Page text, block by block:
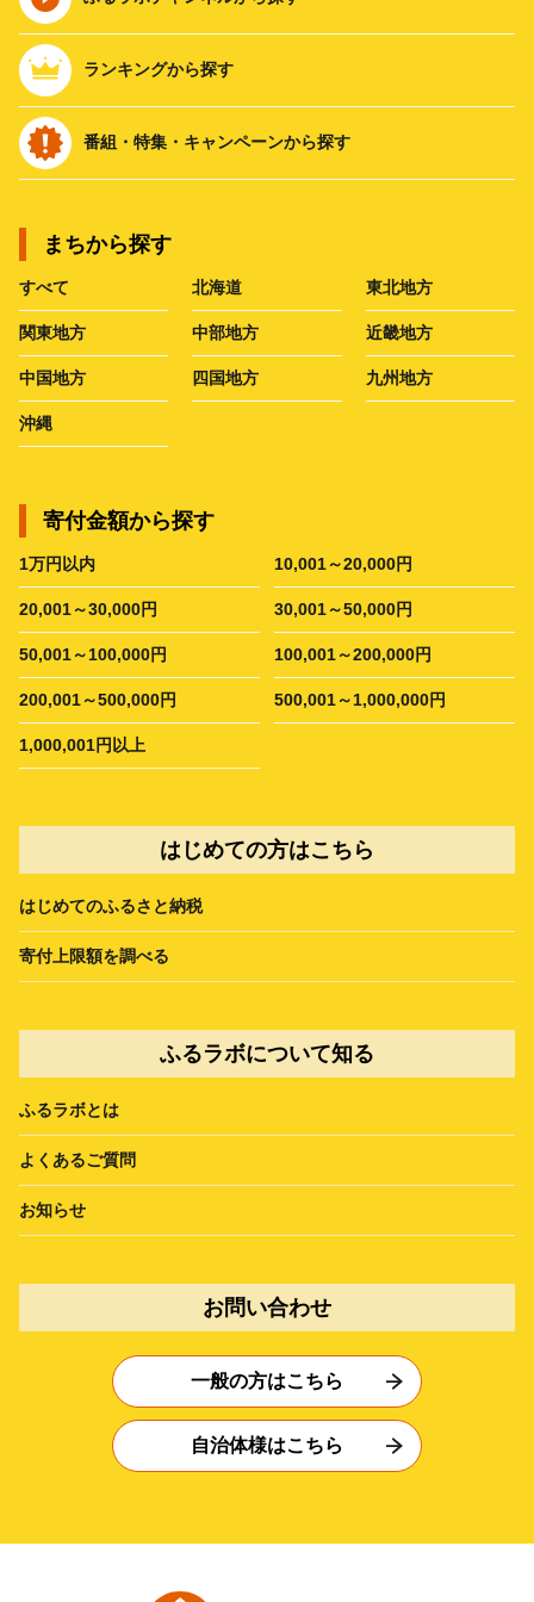
ランキングから探す
番組・特集・キャンペーンから探す
まちから探す
すべて 北海道 東北地方
関東地方 中部地方 近畿地方
中国地方 四国地方 九州地方
沖縄
寄付金額から探す
1万円以内 10,001～20,000円
20,001～30,000円 30,001～50,000円
50,001～100,000円 100,001～200,000円
200,001～500,000円 500,001～1,000,000円
1,000,001円以上
はじめての方はこちら
はじめてのふるさと納税
寄付上限額を調べる
ふるラボについて知る
ふるラボとは
よくあるご質問
お知らせ
お問い合わせ
一般の方はこちら
自治体様はこちら